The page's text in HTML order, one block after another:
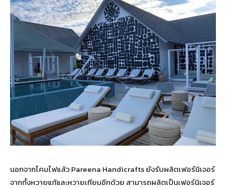
นอกจากโคมไฟแล้ว Pareena Handicrafts ยังรับผลิตเฟอร์นิเจอร์
จากทั้งหวายแท้และหวายเทียมอีกด้วย สามารถผลิตเป็นเฟอร์นิเจอร์